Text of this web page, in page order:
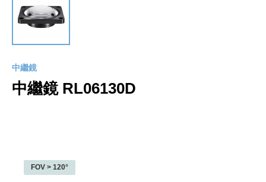
中繼鏡
中繼鏡 RL06130D
FOV > 120°